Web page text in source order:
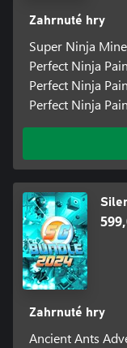
Zahrnuté hry
Super Ninja
Perfect Ninja
Perfect Ninja
Perfect Ninja
Zahrnuté hry
Ancient Ants